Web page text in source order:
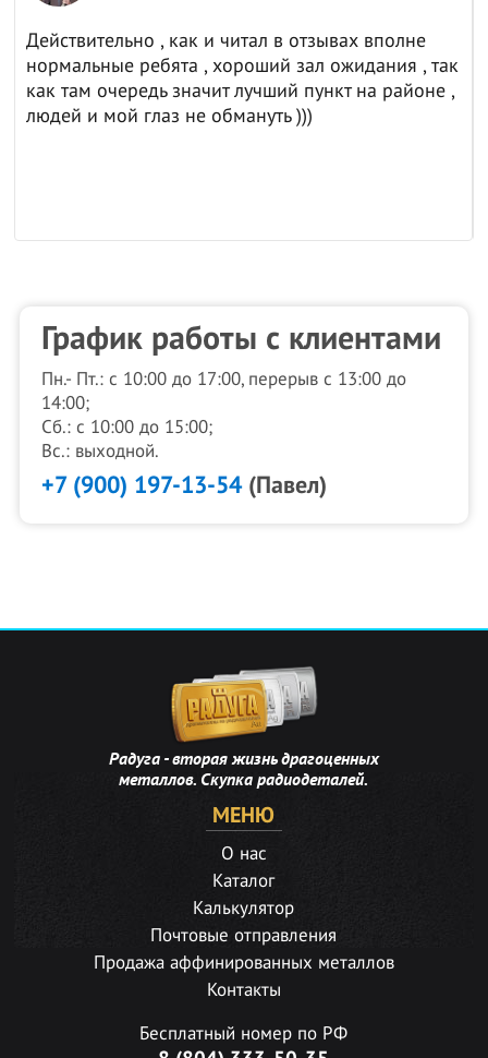
Действительно , как и читал в отзывах вполне
нормальные ребята , хороший зал ожидания , так
как там очередь значит лучший пункт на районе ,
людей и мой глаз не обмануть )))
График работы с клиентами
Пн.- Пт.: с 10:00 до 17:00, перерыв с 13:00 до
14:00;
Сб.: с 10:00 до 15:00;
Вс.: выходной.
+7 (900) 197-13-54(Павел)
Радуга - вторая жизнь драгоценных
металлов. Скупка радиодеталей.
МЕНЮ
О нас
Каталог
Калькулятор
Почтовые отправления
Продажа аффинированных металлов
Контакты
Бесплатный номер по РФ